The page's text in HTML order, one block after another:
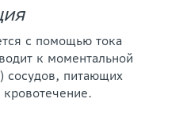
с помощью тока
к моментальной
сосудов, питающих